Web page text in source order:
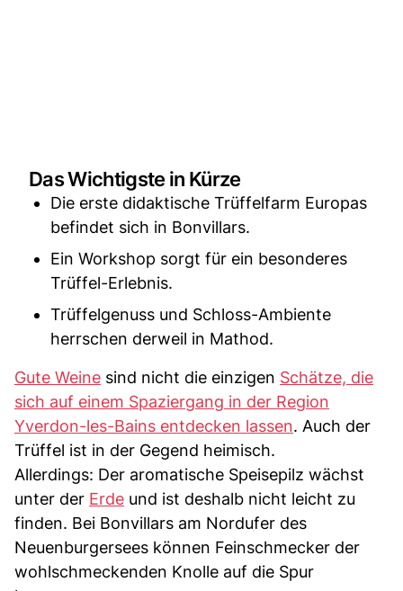
Das Wichtigste in Kürze
Die erste didaktische Trüffelfarm Europas
befindet sich in Bonvillars.
Ein Workshop sorgt für ein besonderes
Trüffel-Erlebnis.
Trüffelgenuss und Schloss-Ambiente
herrschen derweil in Mathod.
Gute Weine sind nicht die einzigen Schätze, die
sich auf einem Spaziergang in der Region
Yverdon-les-Bains entdecken lassen. Auch der
Trüffel ist in der Gegend heimisch.
Allerdings: Der aromatische Speisepilz wächst
unter der Erde und ist deshalb nicht leicht zu
finden. Bei Bonvillars am Nordufer des
Neuenburgersees können Feinschmecker der
wohlschmeckenden Knolle auf die Spur